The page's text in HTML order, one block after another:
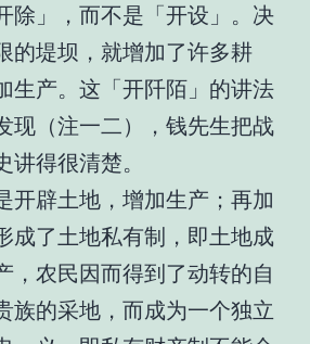
除」，而不是「开设」。决
的堤坝，就增加了许多耕
生产。这「开阡陌」的讲法
现（注一二），钱先生把战
得很清楚。
辟土地，增加生产；再加
成了土地私有制，即土地成
，农民因而得到了动转的自
族的采地，而成为一个独立